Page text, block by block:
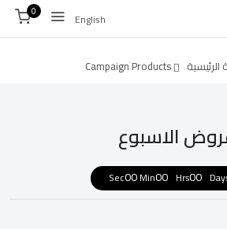
English
0
Campaign Products
الاسبوع
00
Hrs
00
Min
00
Sec